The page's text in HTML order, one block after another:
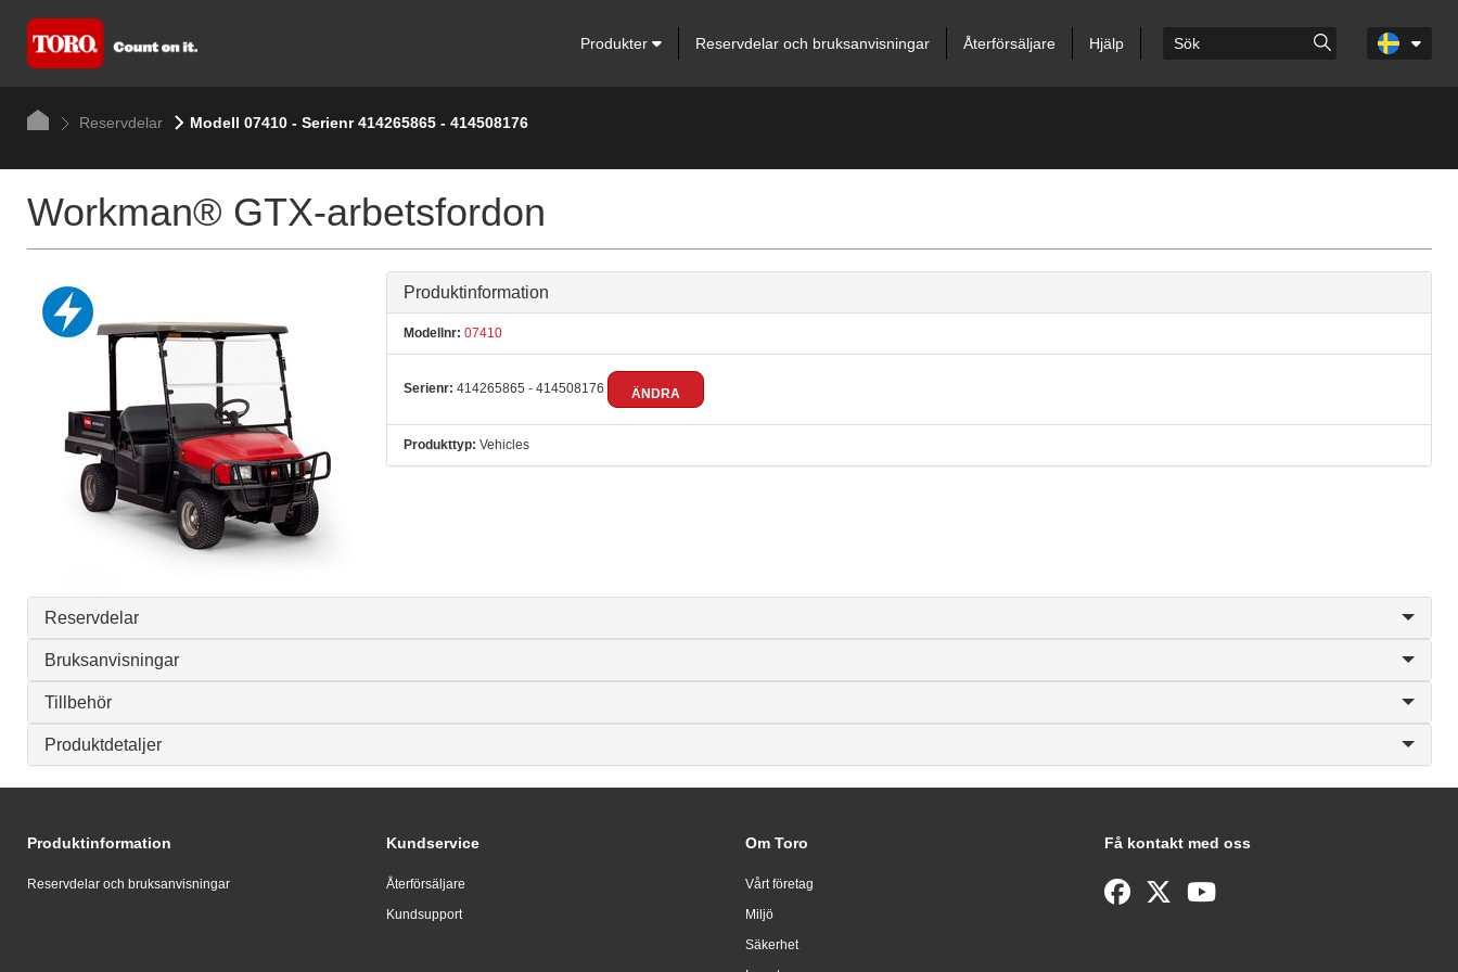
Produkter Reservdelar och bruksanvisningar Återförsäljare Hjälp
Reservdelar Modell 07410 - Serienr 414265865 - 414508176
Workman® GTX-arbetsfordon
Produktinformation
Modellnr: 07410
Serienr: 414265865 - 414508176 ÄNDRA
Produkttyp: Vehicles
Reservdelar
Bruksanvisningar
Tillbehör
Produktdetaljer
Produktinformation
Reservdelar och bruksanvisningar
Kundservice
Återförsäljare
Kundsupport
Om Toro
Vårt företag
Miljö
Säkerhet
Få kontakt med oss